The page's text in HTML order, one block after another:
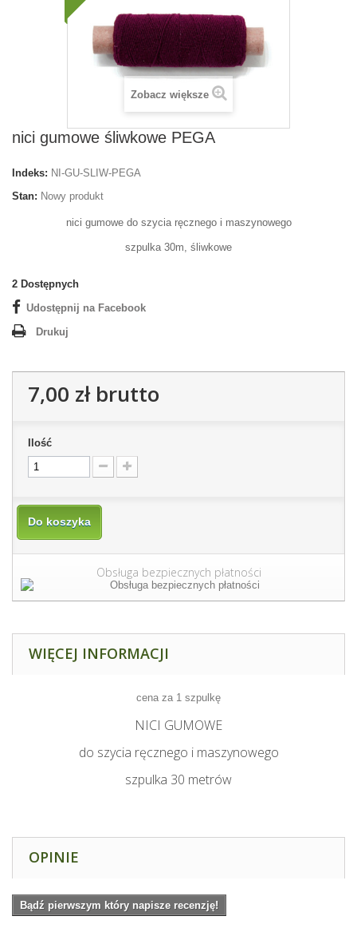
Zobacz większe
nici gumowe śliwkowe PEGA
Indeks: NI-GU-SLIW-PEGA
Stan: Nowy produkt
nici gumowe do szycia ręcznego i maszynowego
szpulka 30m, śliwkowe
2 Dostępnych
Udostępnij na Facebook
Drukuj
7,00 złbrutto
Ilość
Do koszyka
Obsługa bezpiecznych płatności
WIĘCEJ INFORMACJI
cena za 1 szpulkę
NICI GUMOWE
do szycia ręcznego i maszynowego
szpulka 30 metrów
OPINIE
Bądź pierwszym który napisze recenzję!